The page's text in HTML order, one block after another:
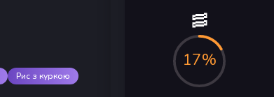
Рис з куркою
🥓
17%